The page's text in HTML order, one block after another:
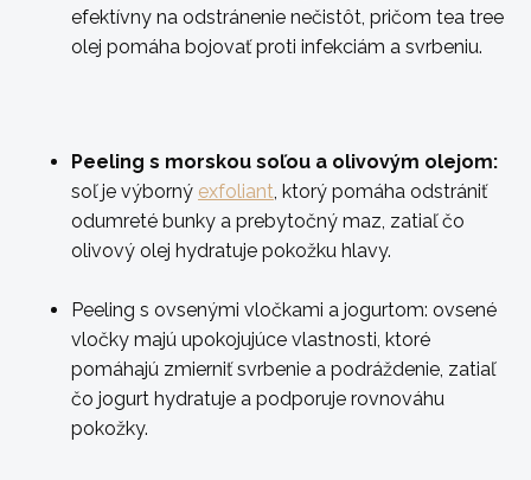
efektívny na odstránenie nečistôt, pričom tea tree
olej pomáha bojovať proti infekciám a svrbeniu.
Peeling s morskou soľou a olivovým olejom:
soľ je výborný exfoliant, ktorý pomáha odstrániť
odumreté bunky a prebytočný maz, zatiaľ čo
olivový olej hydratuje pokožku hlavy.
Peeling s ovsenými vločkami a jogurtom: ovsené
vločky majú upokojujúce vlastnosti, ktoré
pomáhajú zmierniť svrbenie a podráždenie, zatiaľ
čo jogurt hydratuje a podporuje rovnováhu
pokožky.